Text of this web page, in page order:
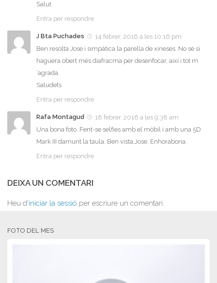
Salut
Entra per respondre
J Bta Puchades
14 febrer, 2016 a les 10:16 pm
Ben resolta Jose i simpática la parella de xineses. No sé si
haguera obert més diafracma per desenfocar, així i tot m
´agrada.
Saludets
Entra per respondre
Rafa Montagud
18 febrer, 2016 a les 9:38 am
Una bona foto. Fent-se selfies amb el mòbil i amb una 5D
Mark III damunt la taula. Ben vista,Jose. Enhorabona.
Entra per respondre
DEIXA UN COMENTARI
Heu d'iniciar la sessió per escriure un comentari.
FOTO DEL MES